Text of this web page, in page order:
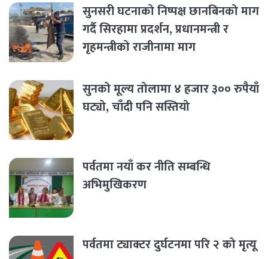
सुनसरी घटनाको निष्पक्ष छानबिनको माग
गर्दै सिरहामा प्रदर्शन, प्रधानमन्त्री र
गृहमन्त्रीको राजीनामा माग
सुनको मूल्य तोलामा ४ हजार ३०० रुपैयाँ
घट्यो, चाँदी पनि सस्तियो
पर्वतमा नयाँ कर नीति सम्बन्धि
अभिमुखिकरण
पर्वतमा ट्याक्टर दुर्घटनमा परि २ को मृत्यू